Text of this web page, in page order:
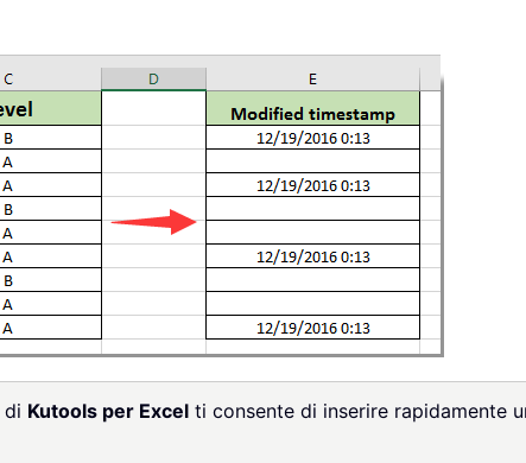
di Kutools per Excel ti consente di inserire rapidamente